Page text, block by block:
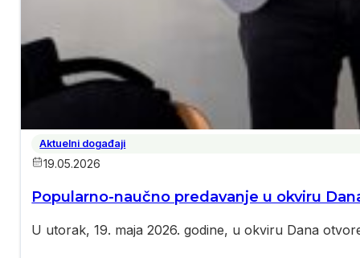
Aktuelni događaji
19.05.2026
Popularno-naučno predavanje u okviru
U utorak, 19. maja 2026. godine, u okviru Dana